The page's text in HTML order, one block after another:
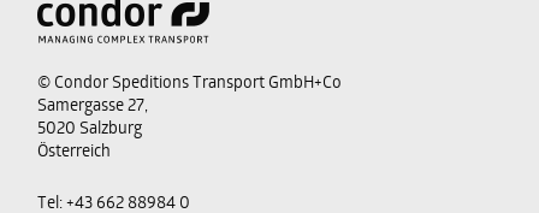
© Condor Speditions Transport GmbH+Co
Samergasse 27,
5020 Salzburg
Österreich
Tel: +43 662 88984 0